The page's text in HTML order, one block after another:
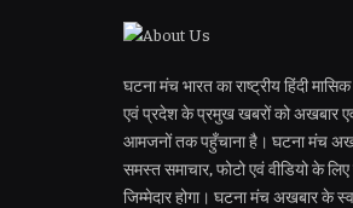
घटना मंच भारत का राष्ट्रीय हिंदी
एवं प्रदेश के प्रमुख खबरों को अखबार
आमजनों तक पहुँचाना है। घटना मंच
समस्त समाचार, फोटो एवं वीडियो के
जिम्मेदार होगा। घटना मंच अखबार के